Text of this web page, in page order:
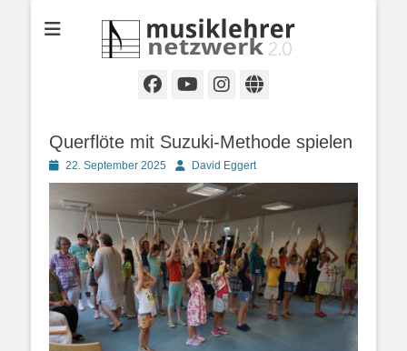
Selbständige Musikpädagoginnen und Musikpädagogen in
Wiesbaden
Facebook
YouTube
Instagram
Website
Querflöte mit Suzuki-Methode spielen
Posted
on
22. September 2025 AutorDavid Eggert